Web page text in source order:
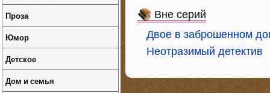
Вне серий
Двое в заброшенном
Неотразимый детектив
Проза
Юмор
Детское
Дом и семья